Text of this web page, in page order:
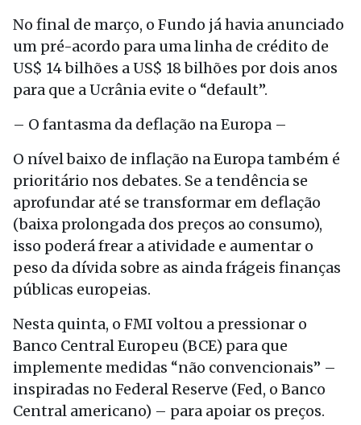
No final de março, o Fundo já havia anunciado
um pré-acordo para uma linha de crédito de
US$ 14 bilhões a US$ 18 bilhões por dois anos
para que a Ucrânia evite o “default”.
– O fantasma da deflação na Europa –
O nível baixo de inflação na Europa também é
prioritário nos debates. Se a tendência se
aprofundar até se transformar em deflação
(baixa prolongada dos preços ao consumo),
isso poderá frear a atividade e aumentar o
peso da dívida sobre as ainda frágeis finanças
públicas europeias.
Nesta quinta, o FMI voltou a pressionar o
Banco Central Europeu (BCE) para que
implemente medidas “não convencionais” –
inspiradas no Federal Reserve (Fed, o Banco
Central americano) – para apoiar os preços.